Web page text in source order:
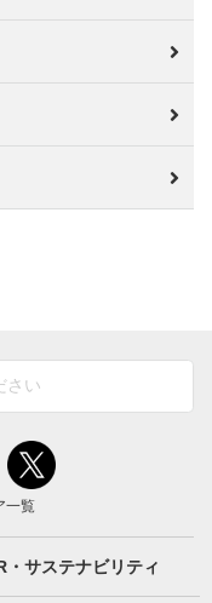
一覧
・サステナビリティ